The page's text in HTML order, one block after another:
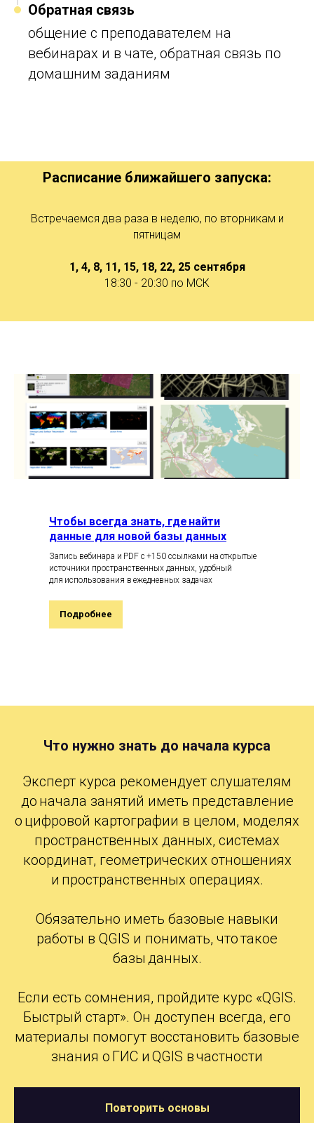
Обратная связь
общение с преподавателем на
вебинарах и в чате, обратная связь по
домашним заданиям
Расписание ближайшего запуска:
Встречаемся два раза в неделю, по вторникам и
пятницам
1, 4, 8, 11, 15, 18, 22, 25 сентября
18:30 - 20:30 по МСК
Чтобы всегда знать, где найти
данные для новой базы данных
Запись вебинара и PDF с +150 ссылками на открытые
источники пространственных данных, удобный
для использования в ежедневных задачах
Подробнее
Что нужно знать до начала курса
Эксперт курса рекомендует слушателям
до начала занятий иметь представление
о цифровой картографии в целом, моделях
пространственных данных, системах
координат, геометрических отношениях
и пространственных операциях.
Обязательно иметь базовые навыки
работы в QGIS и понимать, что такое
базы данных.
Если есть сомнения, пройдите курс «QGIS.
Быстрый старт». Он доступен всегда, его
материалы помогут восстановить базовые
знания о ГИС и QGIS в частности
Повторить основы